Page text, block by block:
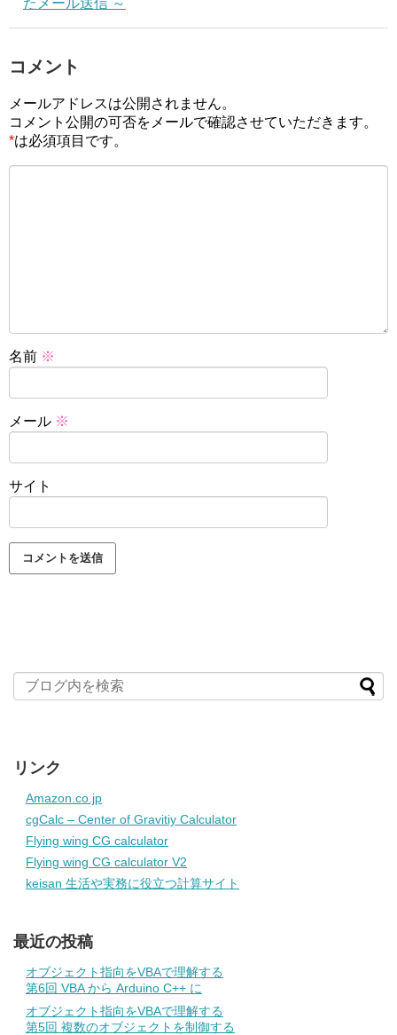
たメール送信 ～
コメント
メールアドレスは公開されません。
コメント公開の可否をメールで確認させていただきます。
*は必須項目です。
名前 ※
メール ※
サイト
リンク
Amazon.co.jp
cgCalc – Center of Gravitiy Calculator
Flying wing CG calculator
Flying wing CG calculator V2
keisan 生活や実務に役立つ計算サイト
最近の投稿
オブジェクト指向をVBAで理解する
第6回 VBA から Arduino C++ に
オブジェクト指向をVBAで理解する
第5回 複数のオブジェクトを制御する